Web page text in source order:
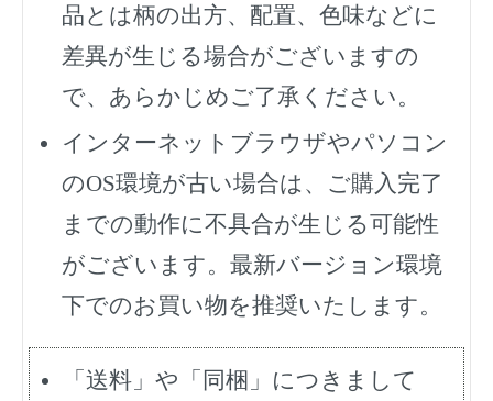
品とは柄の出方、配置、色味などに
差異が生じる場合がございますの
で、あらかじめご了承ください。
インターネットブラウザやパソコン
のOS環境が古い場合は、ご購入完了
までの動作に不具合が生じる可能性
がございます。最新バージョン環境
下でのお買い物を推奨いたします。
「送料」や「同梱」につきまして